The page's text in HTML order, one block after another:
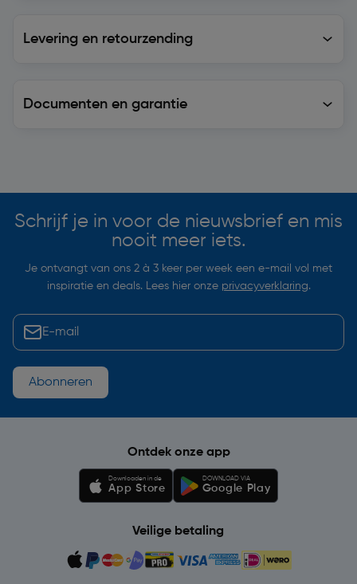
Levering en retourzending
Documenten en garantie
Schrijf je in voor de nieuwsbrief en mis
nooit meer iets.
Je ontvangt van ons 2 à 3 keer per week een e-mail vol met
inspiratie en deals. Lees hier onze privacyverklaring.
Abonneren
Ontdek onze app
Downloaden in de
App Store
DOWNLOAD VIA
Google Play
Veilige betaling